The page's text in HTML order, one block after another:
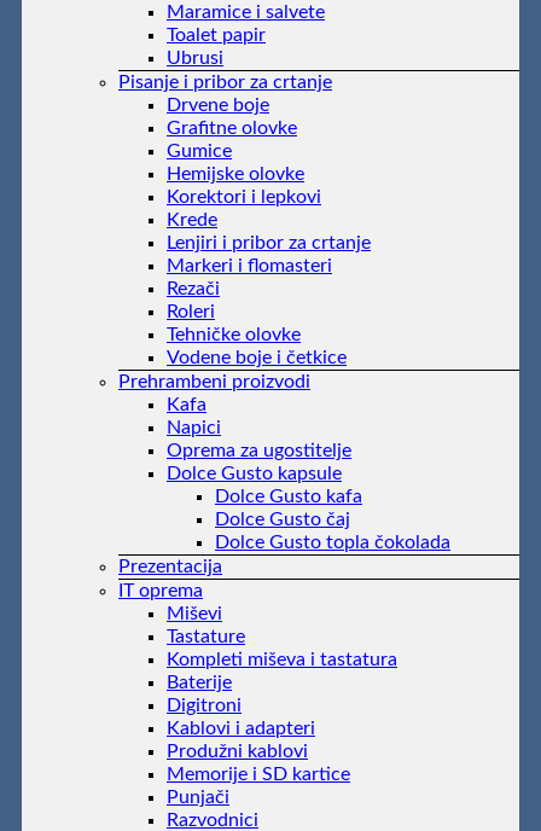
Maramice i salvete
Toalet papir
Ubrusi
Pisanje i pribor za crtanje
Drvene boje
Grafitne olovke
Gumice
Hemijske olovke
Korektori i lepkovi
Krede
Lenjiri i pribor za crtanje
Markeri i flomasteri
Rezači
Roleri
Tehničke olovke
Vodene boje i četkice
Prehrambeni proizvodi
Kafa
Napici
Oprema za ugostitelje
Dolce Gusto kapsule
Dolce Gusto kafa
Dolce Gusto čaj
Dolce Gusto topla čokolada
Prezentacija
IT oprema
Miševi
Tastature
Kompleti miševa i tastatura
Baterije
Digitroni
Kablovi i adapteri
Produžni kablovi
Memorije i SD kartice
Punjači
Razvodnici